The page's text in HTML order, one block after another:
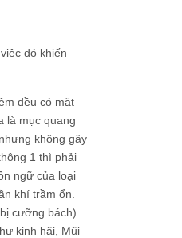
đó khiến
đều có mặt
là mục quang
không gây
1 thì phải
ngữ của loại
khí trầm ổn.
cưỡng bách)
kinh hãi, Mũi